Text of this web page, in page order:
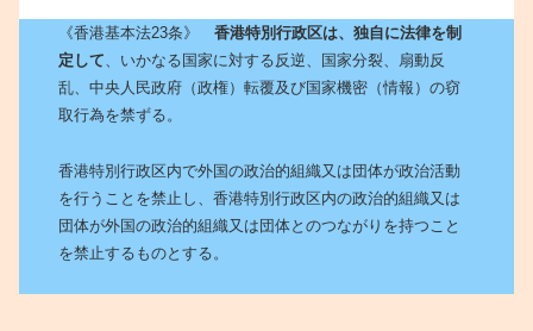
《香港基本法23条》香港特別行政区は、独自に法律を制
定して、いかなる国家に対する反逆、国家分裂、扇動反
乱、中央人民政府（政権）転覆及び国家機密（情報）の窃
取行為を禁ずる。
香港特別行政区内で外国の政治的組織又は団体が政治活動
を行うことを禁止し、香港特別行政区内の政治的組織又は
団体が外国の政治的組織又は団体とのつながりを持つこと
を禁止するものとする。